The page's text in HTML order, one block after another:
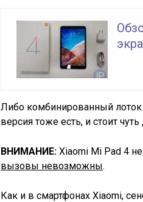
Либо комбинированный
версия тоже есть, и стоит
ВНИМАНИЕ: Xiaomi Mi Pad 4
вызовы невозможны.
Как и в смартфонах Xiaomi,